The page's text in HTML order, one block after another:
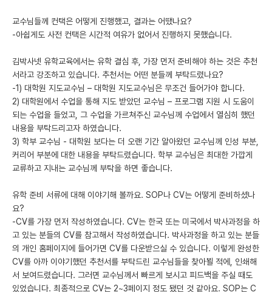
교수님들께 컨택은 어떻게 진행했고, 결과는 어땠나요?
-아쉽게도 사전 컨택은 시간적 여유가 없어서 진행하지 못했습니다.
김박사넷 유학교육에서는 유학 결심 후, 가장 먼저 준비해야 하는 것은 추천
서라고 강조하고 있습니다. 추천서는 어떤 분들께 부탁드렸나요?
-1) 대학원 지도교수님 – 대학원 지도교수님은 무조건 들어가야 합니다.
2) 대학원에서 수업을 통해 지도 받았던 교수님 – 프로그램 지원 시 도움이
되는 수업을 들었고, 그 수업을 가르쳐주신 교수님께 수업에서 열심히 했던
내용을 부탁드리고자 하였습니다.
3) 학부 교수님 - 대학원 보다는 더 오랜 기간 알아왔던 교수님께 인성 부분,
커리어 부분에 대한 내용을 부탁드렸습니다. 학부 교수님은 최대한 가깝게
교류하고 지내는 교수님께 부탁을 하면 좋습니다.
유학 준비 서류에 대해 이야기해 볼까요. SOP나 CV는 어떻게 준비하셨나
요?
-CV를 가장 먼저 작성하였습니다. CV는 한국 또는 미국에서 박사과정을 하
고 있는 분들의 CV를 참고해서 작성하였습니다. 박사과정을 하고 있는 분들
의 개인 홈페이지에 들어가면 CV를 다운받으실 수 있습니다. 이렇게 완성한
CV를 아까 이야기했던 추천서를 부탁드린 교수님들을 찾아뵐 적에, 인쇄해
서 보여드렸습니다. 그러면 교수님께서 빠르게 보시고 피드백을 주실 때도
있었습니다. 최종적으로 CV는 2~3페이지 정도 됐던 것 같아요. SOP는 C